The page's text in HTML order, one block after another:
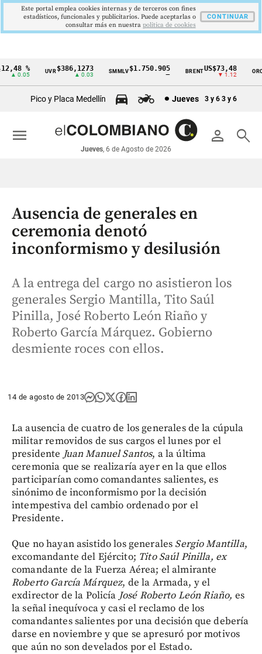
Cintillo
económicos
Colombia
%
▲ 0.05
UVR$386,1273
▲ 0.03
SMMLV$1.750.905 BRENTUS$73,48
▼ 1.12
ORO
Pico y Placa Medellín Jueves 3 y 6 3 y 6
person search
Jueves, 6 de Agosto de 2026
menu
Ausencia de generales en
ceremonia denotó
inconformismo y desilusión
A la entrega del cargo no asistieron los
generales Sergio Mantilla, Tito Saúl
Pinilla, José Roberto León Riaño y
Roberto García Márquez. Gobierno
desmiente roces con ellos.
14 de agosto de 2013
La ausencia de cuatro de los generales de la cúpula
militar removidos de sus cargos el lunes por el
presidente Juan Manuel Santos, a la última
ceremonia que se realizaría ayer en la que ellos
participarían como comandantes salientes, es
sinónimo de inconformismo por la decisión
intempestiva del cambio ordenado por el
Presidente.
Que no hayan asistido los generales Sergio Mantilla,
excomandante del Ejército; Tito Saúl Pinilla, ex
comandante de la Fuerza Aérea; el almirante
Roberto García Márquez, de la Armada, y el
exdirector de la Policía José Roberto León Riaño, es
la señal inequívoca y casi el reclamo de los
comandantes salientes por una decisión que debería
darse en noviembre y que se apresuró por motivos
que aún no son develados por el Estado.
Este portal emplea cookies internas y de terceros con fines
estadísticos, funcionales y publicitarios. Puede aceptarlas o
consultar más en nuestra politica de cookies
CONTINUAR